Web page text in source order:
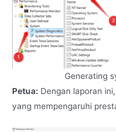
Generating
Petua: Dengan laporan
yang mempengaruhi